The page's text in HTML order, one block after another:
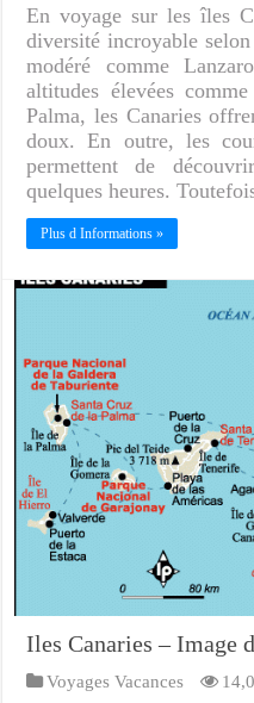
En voyage sur les îles
diversité incroyable
modéré comme
altitudes élevées
Palma, les Canaries
doux. En outre, les
permettent de
quelques heures.
Plus d Informations »
Iles Canaries – Image
Voyages Vacances